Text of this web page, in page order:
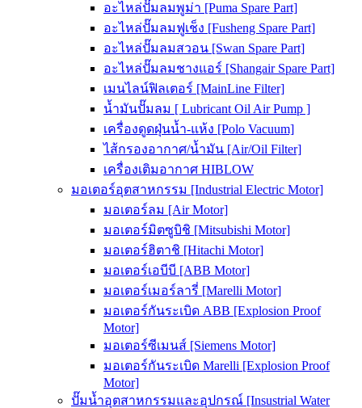
อะไหล่ปั๊มลมพูม่า [Puma Spare Part]
อะไหล่ปั๊มลมฟูเช็ง [Fusheng Spare Part]
อะไหล่ปั๊มลมสวอน [Swan Spare Part]
อะไหล่ปั๊มลมชางแอร์ [Shangair Spare Part]
เมนไลน์ฟิลเตอร์ [MainLine Filter]
น้ำมันปั๊มลม [ Lubricant Oil Air Pump ]
เครื่องดูดฝุ่นน้ำ-แห้ง [Polo Vacuum]
ไส้กรองอากาศ/น้ำมัน [Air/Oil Filter]
เครื่องเติมอากาศ HIBLOW
มอเตอร์อุตสาหกรรม [Industrial Electric Motor]
มอเตอร์ลม [Air Motor]
มอเตอร์มิตซูบิชิ [Mitsubishi Motor]
มอเตอร์ฮิตาชิ [Hitachi Motor]
มอเตอร์เอบีบี [ABB Motor]
มอเตอร์เมอร์ลารี่ [Marelli Motor]
มอเตอร์กันระเบิด ABB [Explosion Proof
Motor]
มอเตอร์ซีเมนส์ [Siemens Motor]
มอเตอร์กันระเบิด Marelli [Explosion Proof
Motor]
ปั๊มน้ำอุตสาหกรรมและอุปกรณ์ [Insustrial Water